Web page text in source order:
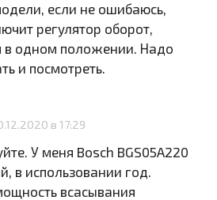
если не ошибаюсь,
регулятор оборот,
в одном положении. Надо
и посмотреть.
в 17:29
У меня Bosch BGS05A220
в использовании год.
всасывания